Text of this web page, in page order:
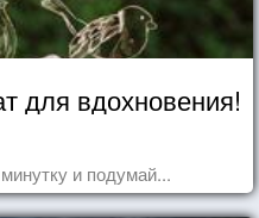
для вдохновения!
и подумай...